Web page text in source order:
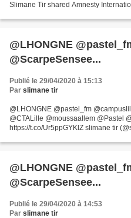
Slimane Tir shared Amnesty
@LHONGNE
@ScarpeSensee...
Publié le 29/04/2020 à 15:13
Par slimane tir
@LHONGNE @pastel_fm
@CTALille @moussaallem @Pastel
https://t.co/Ur5ppGYKlZ slimane tir
@moussaallem...
@LHONGNE
@ScarpeSensee...
Publié le 29/04/2020 à 14:53
Par slimane tir